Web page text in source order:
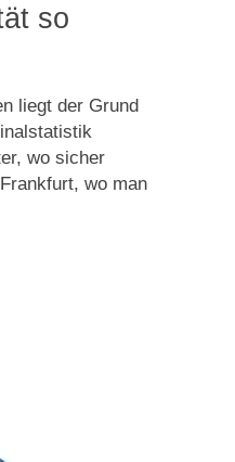
so
liegt der Grund
wo sicher
wo man